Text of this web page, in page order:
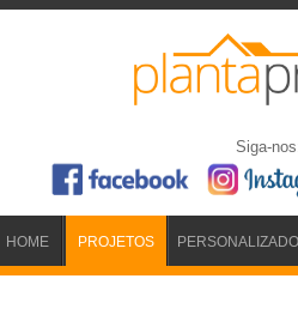
Siga-
HOME PROJETOS